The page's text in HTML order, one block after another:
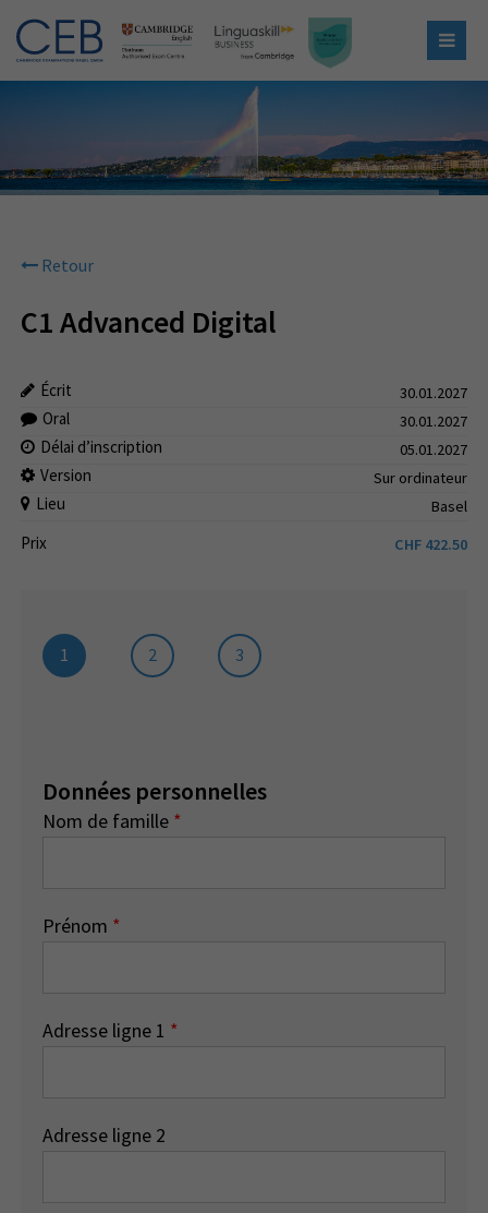
Retour
C1 Advanced Digital
Écrit 30.01.2027
Oral 30.01.2027
Délai d’inscription 05.01.2027
Version Sur ordinateur
Lieu Basel
Prix CHF 422.50
1 2 3
Données personnelles
Nom de famille *
Prénom *
Adresse ligne 1 *
Adresse ligne 2